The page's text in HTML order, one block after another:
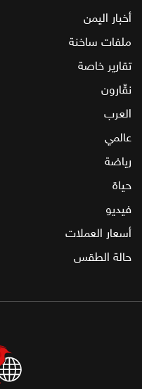
أخبار اليمن
ملفات ساخنة
تقارير خاصة
نقّارون
العرب
عالمي
رياضة
حياة
فيديو
أسعار العملات
حالة الطقس